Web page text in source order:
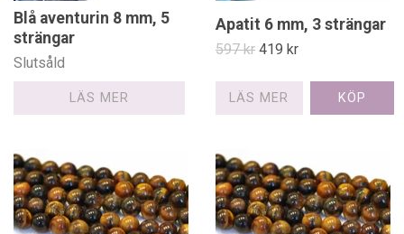
Blå aventurin 8 mm, 5
strängar
Slutsåld
LÄS MER
Apatit 6 mm, 3 strängar
597 kr 419 kr
LÄS MER